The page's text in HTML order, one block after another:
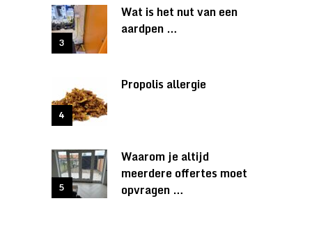
Wat is het nut van een
aardpen …
Propolis allergie
Waarom je altijd
meerdere offertes moet
opvragen …